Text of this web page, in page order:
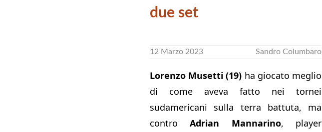
due set
12 Marzo 2023 Sandro Columbaro
Lorenzo Musetti (19) ha giocato meglio
di come aveva fatto nei tornei
sudamericani sulla terra battuta, ma
controAdrian Mannarino, player